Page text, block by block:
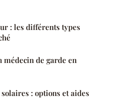
: les différents types
de garde en
: options et aides